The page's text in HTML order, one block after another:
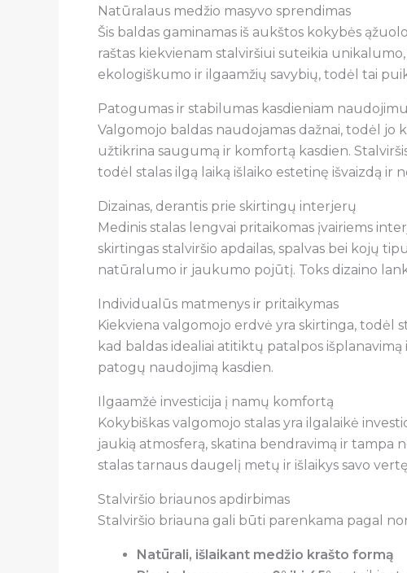
Natūralaus medžio masyvo sprendimas
Šis baldas gaminamas iš aukštos kokybės
raštas kiekvienam stalviršiui suteikia
ekologiškumo ir ilgaamžių savybių, todėl tai
Patogumas ir stabilumas kasdieniam
Valgomojo baldas naudojamas dažnai, todėl
užtikrina saugumą ir komfortą kasdien.
todėl stalas ilgą laiką išlaiko estetinę išvaizdą ir
Dizainas, derantis prie skirtingų interjerų
Medinis stalas lengvai pritaikomas įvairiems
skirtingas stalviršio apdailas, spalvas bei kojų
natūralumo ir jaukumo pojūtį. Toks dizaino
Individualūs matmenys ir pritaikymas
Kiekviena valgomojo erdvė yra skirtinga, todėl
kad baldas idealiai atitiktų patalpos
patogų naudojimą kasdien.
Ilgaamžė investicija į namų komfortą
Kokybiškas valgomojo stalas yra ilgalaikė
jaukią atmosferą, skatina bendravimą ir tampa
stalas tarnaus daugelį metų ir išlaikys savo
Stalviršio briaunos apdirbimas
Stalviršio briauna gali būti parenkama pagal
Natūrali, išlaikant medžio krašto formą